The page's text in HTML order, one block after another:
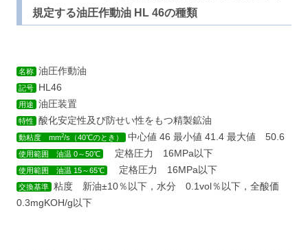
規定する油圧作動油 HL 46の種類
名称 油圧作動油
記号 HL46
用途 油圧装置
特性 酸化安定性及び防せい性をもつ精製鉱油
動粘度 mm2/s（40℃のとき） 中心値 46 最小値 41.4 最大値 50.6
使用範囲 油温 0～50℃ 定格圧力 16MPa以下
使用範囲 油温 15～65℃ 定格圧力 16MPa以下
交換基準 粘度 新油±10％以下，水分 0.1vol％以下，全酸価
0.3mgKOH/g以下